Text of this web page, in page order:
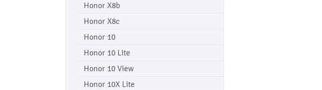
Honor X8b
Honor X8c
Honor 10
Honor 10 Lite
Honor 10 View
Honor 10X Lite